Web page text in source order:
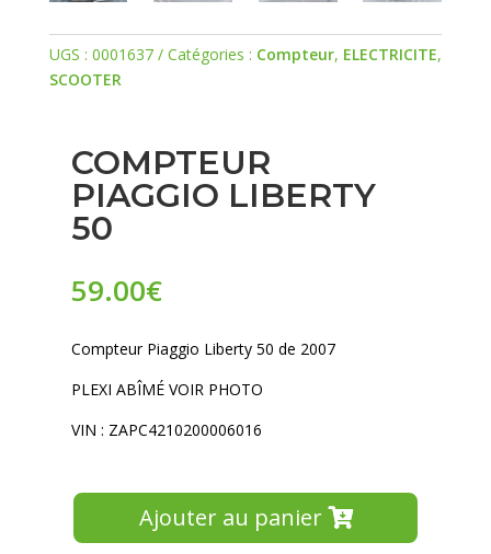
UGS : 0001637 Catégories : Compteur, ELECTRICITE,
SCOOTER
COMPTEUR
PIAGGIO LIBERTY
50
59.00€
Compteur Piaggio Liberty 50 de 2007
PLEXI ABÎMÉ VOIR PHOTO
VIN : ZAPC4210200006016
Ajouter au panier